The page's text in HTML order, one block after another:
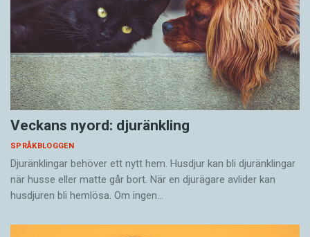
Veckans nyord: djuränkling
SPRÅKBLOGGEN
Djuränklingar behöver ett nytt hem. Husdjur kan bli djuränklingar
när husse eller matte går bort. När en djurägare avlider kan
husdjuren bli hemlösa. Om ingen…